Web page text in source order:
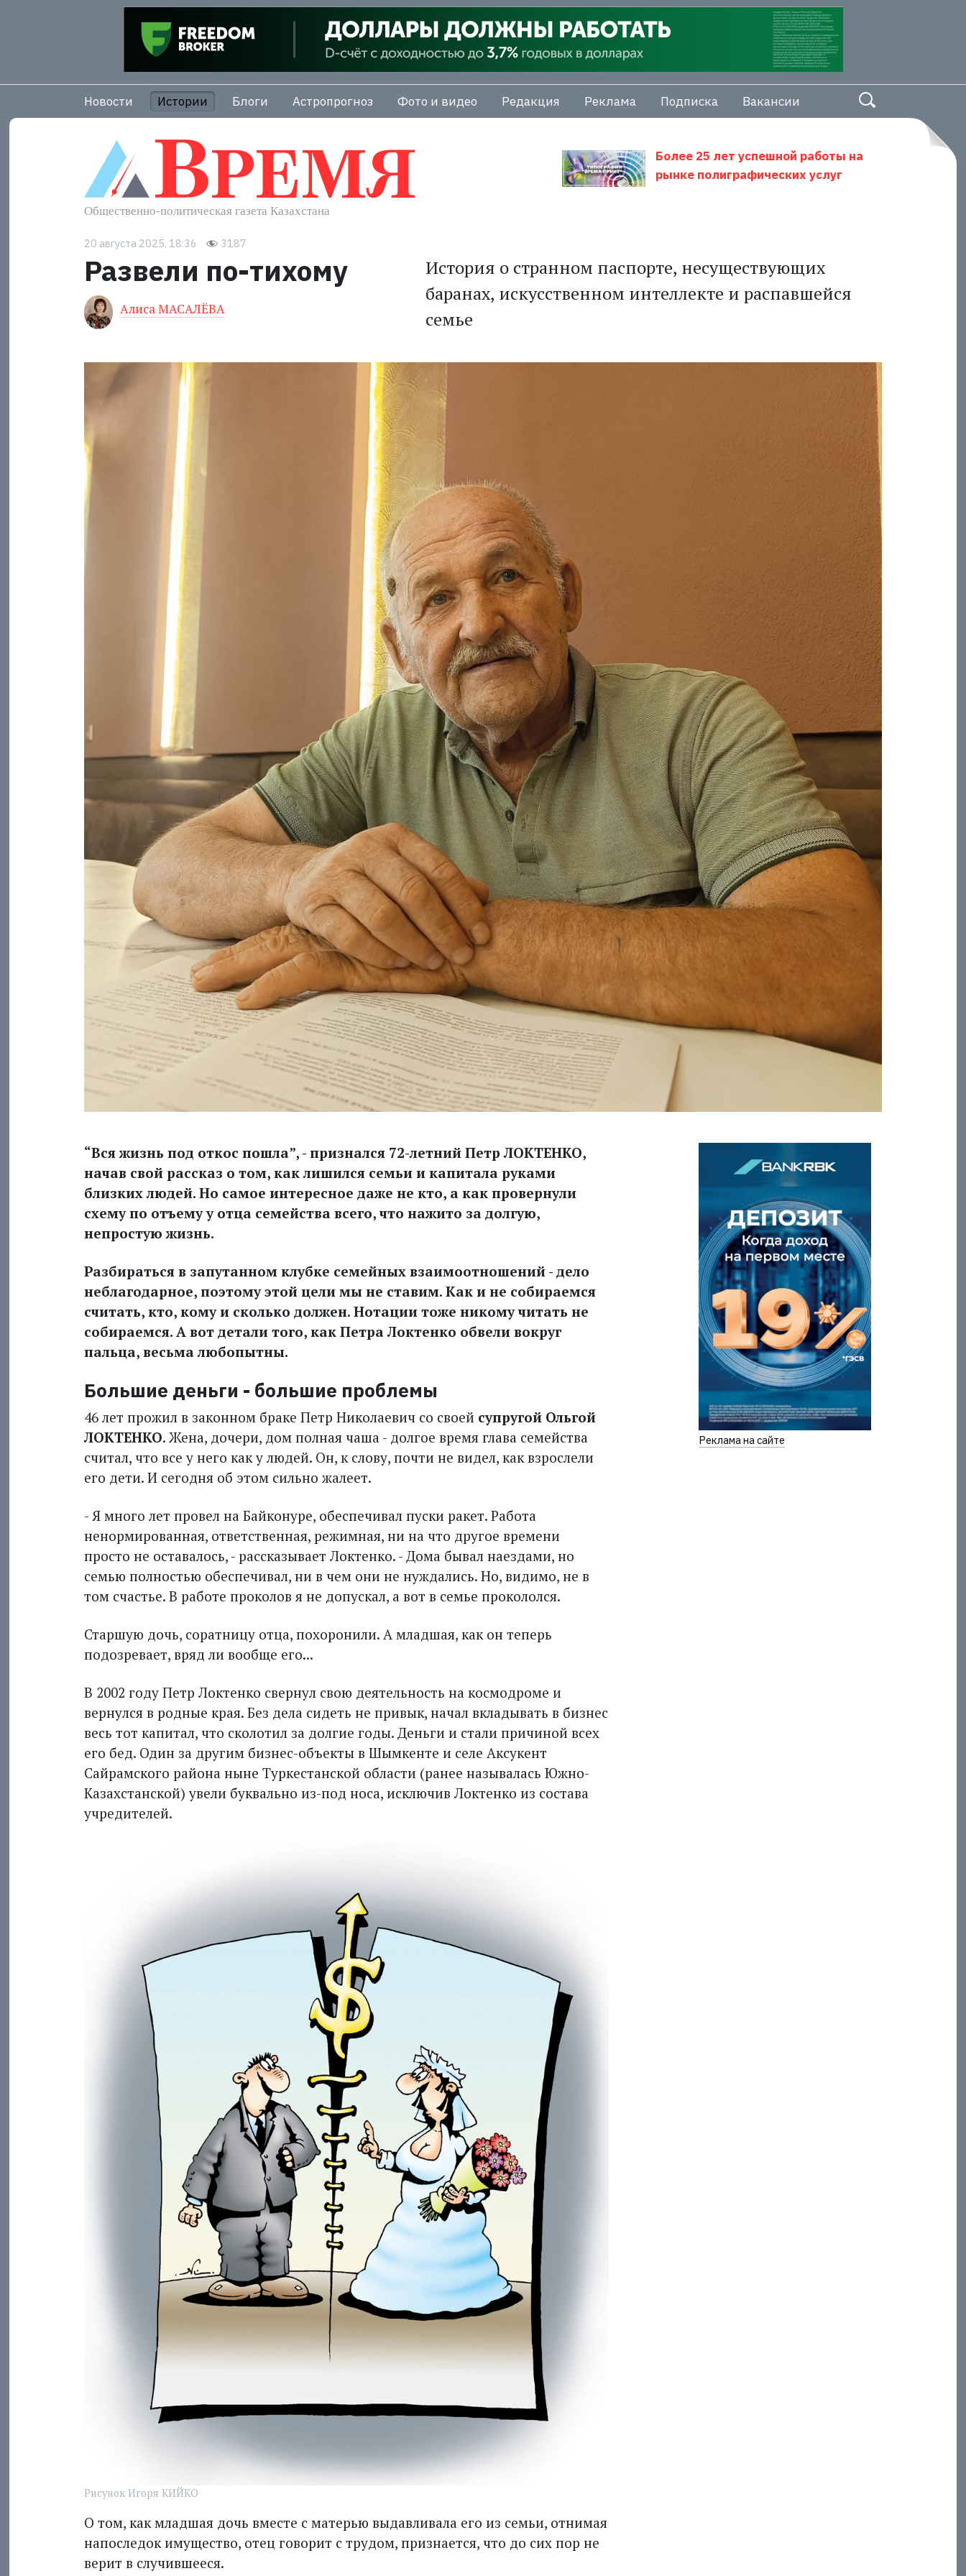
Новости Истории Блоги Астропрогноз Фото и видео Редакция Реклама Подписка Вакансии
Более 25 лет успешной работы на
рынке полиграфических услуг
20 августа 2025, 18:36 3187
Развели по-тихому
Алиса МАСАЛЁВА
История о странном паспорте, несуществующих
баранах, искусственном интеллекте и распавшейся
семье
“Вся жизнь под откос пошла”, - признался 72-летний Петр ЛОКТЕНКО,
начав свой рассказ о том, как лишился семьи и капитала руками
близких людей. Но самое интересное даже не кто, а как провернули
схему по отъему у отца семейства всего, что нажито за долгую,
непростую жизнь.
Разбираться в запутанном клубке семейных взаимоотношений - дело
неблагодарное, поэтому этой цели мы не ставим. Как и не собираемся
считать, кто, кому и сколько должен. Нотации тоже никому читать не
собираемся. А вот детали того, как Петра Локтенко обвели вокруг
пальца, весьма любопытны.
Большие деньги - большие проблемы
46 лет прожил в законном браке Петр Николаевич со своей супругой Ольгой
ЛОКТЕНКО. Жена, дочери, дом полная чаша - долгое время глава семейства
считал, что все у него как у людей. Он, к слову, почти не видел, как взрослели
его дети. И сегодня об этом сильно жалеет.
- Я много лет провел на Байконуре, обеспечивал пуски ракет. Работа
ненормированная, ответственная, режимная, ни на что другое времени
просто не оставалось, - рассказывает Локтенко. - Дома бывал наездами, но
семью полностью обеспечивал, ни в чем они не нуждались. Но, видимо, не в
том счастье. В работе проколов я не допускал, а вот в семье прокололся.
Старшую дочь, соратницу отца, похоронили. А младшая, как он теперь
подозревает, вряд ли вообще его...
В 2002 году Петр Локтенко свернул свою деятельность на космодроме и
вернулся в родные края. Без дела сидеть не привык, начал вкладывать в бизнес
весь тот капитал, что сколотил за долгие годы. Деньги и стали причиной всех
его бед. Один за другим бизнес-объекты в Шымкенте и селе Аксукент
Сайрамского района ныне Туркестанской области (ранее называлась Южно-
Казахстанской) увели буквально из-под носа, исключив Локтенко из состава
учредителей.
Рисунок Игоря КИЙКО
О том, как младшая дочь вместе с матерью выдавливала его из семьи, отнимая
напоследок имущество, отец говорит с трудом, признается, что до сих пор не
верит в случившееся.
Реклама на сайте